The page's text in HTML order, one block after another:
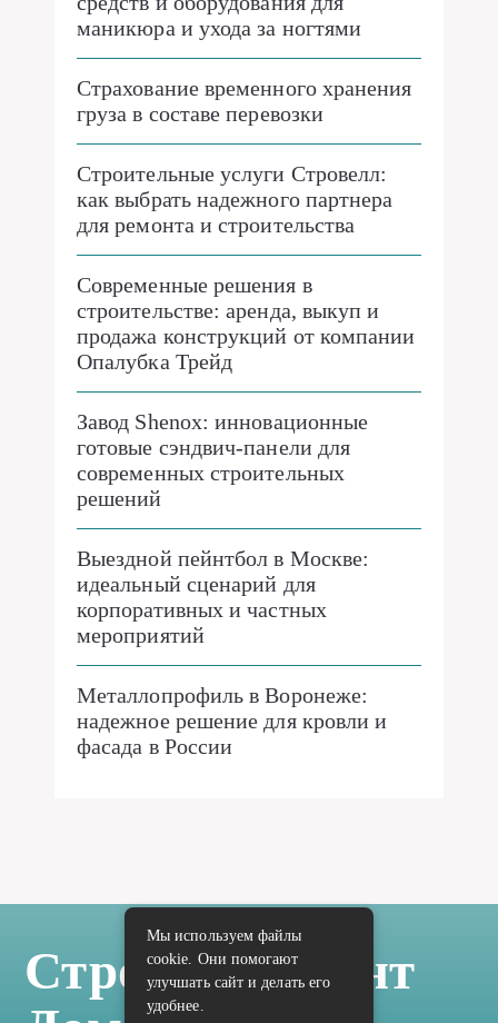
маникюра и ухода за ногтями
Страхование временного хранения
груза в составе перевозки
Строительные услуги Стровелл:
как выбрать надежного партнера
для ремонта и строительства
Современные решения в
строительстве: аренда, выкуп и
продажа конструкций от компании
Опалубка Трейд
Завод Shenox: инновационные
готовые сэндвич-панели для
современных строительных
решений
Выездной пейнтбол в Москве:
идеальный сценарий для
корпоративных и частных
мероприятий
Металлопрофиль в Воронеже:
надежное решение для кровли и
фасада в России
Стройка Ремонт
Мы используем файлы
cookie. Они помогают
улучшать сайт и делать его
удобнее.